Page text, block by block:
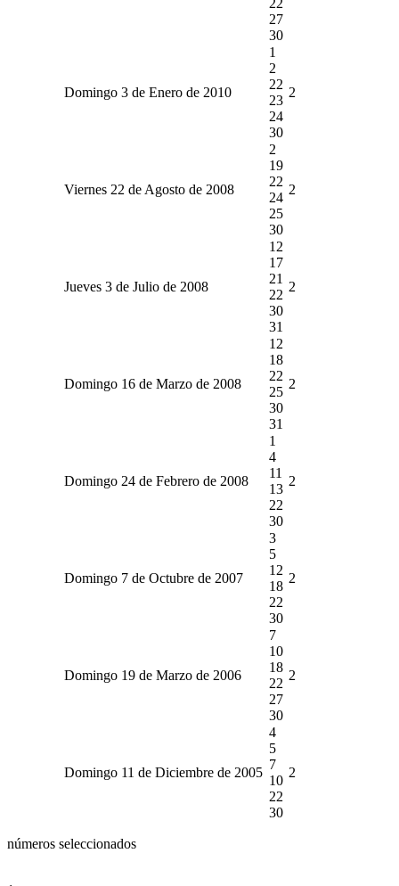
27
30
Domingo 3 de Enero de 2010
1
2
22
23
24
30
2
Viernes 22 de Agosto de 2008
2
19
22
24
25
30
2
Jueves 3 de Julio de 2008
12
17
21
22
30
31
2
Domingo 16 de Marzo de 2008
12
18
22
25
30
31
2
Domingo 24 de Febrero de 2008
1
4
11
13
22
30
2
Domingo 7 de Octubre de 2007
3
5
12
18
22
30
2
Domingo 19 de Marzo de 2006
7
10
18
22
27
30
2
Domingo 11 de Diciembre de 2005
4
5
7
10
22
30
2
números seleccionados